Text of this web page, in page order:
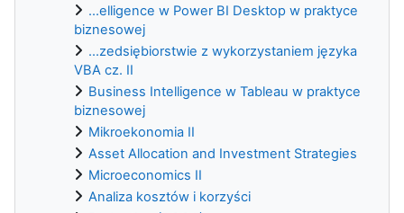
...elligence w Power BI Desktop w praktyce
biznesowej
...zedsiębiorstwie z wykorzystaniem języka
VBA cz. II
Business Intelligence w Tableau w praktyce
biznesowej
Mikroekonomia II
Asset Allocation and Investment Strategies
Microeconomics II
Analiza kosztów i korzyści